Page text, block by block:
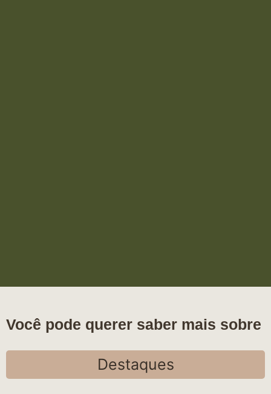
Você pode querer saber mais sobre
Destaques